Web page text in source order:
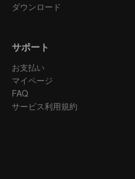
ダウンロード
サポート
お支払い
マイページ
FAQ
サービス利用規約